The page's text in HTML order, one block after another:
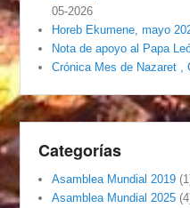
05-2026
Horeb Ekumene, mayo
Nota de apoyo al Papa
Crónica Mes de Nazaret ,
Categorías
Asamblea Mundial 2019
Asamblea Mundial 2025